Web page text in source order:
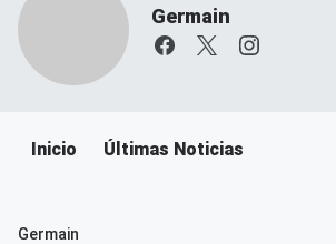
Germain
Inicio Últimas Noticias
Germain